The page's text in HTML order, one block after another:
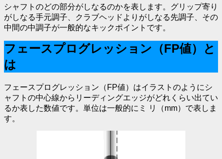
シャフトのどの部分がしなるのかを表します。グリップ寄り
がしなる手元調子、クラブヘッドよりがしなる先調子、その
中間の中調子が一般的なキックポイントです。
フェースプログレッション（FP値）と
は
フェースプログレッション（FP値）はイラストのようにシ
ャフトの中心線からリーディングエッジがどれくらい出てい
るか表した数値です。単位は一般的にミ リ（mm）で表しま
す。